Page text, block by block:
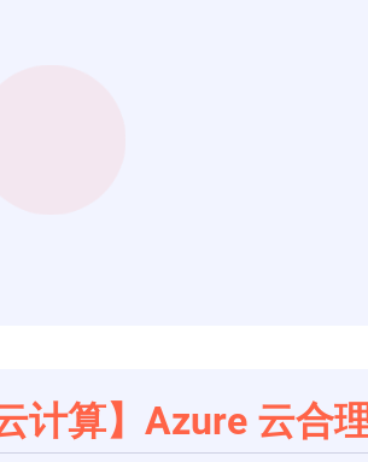
云计算】Azure 云合